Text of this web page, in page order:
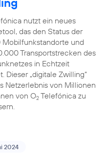
nutzt ein neues
das den Status der
Mobilfunkstandorte und
Transportstrecken des
in Echtzeit
Dieser „digitale Zwilling“
Netzerlebnis von Millionen
von O2Telefónica zu
2024